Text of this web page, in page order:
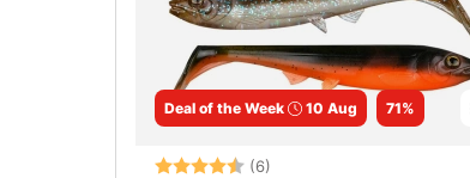
Deal of the Week 10 Aug 71%
Betyg: (6)